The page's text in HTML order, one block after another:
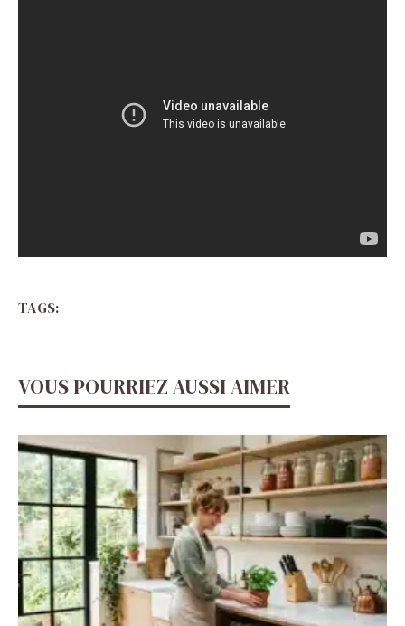
TAGS:
VOUS POURRIEZ AUSSI AIMER